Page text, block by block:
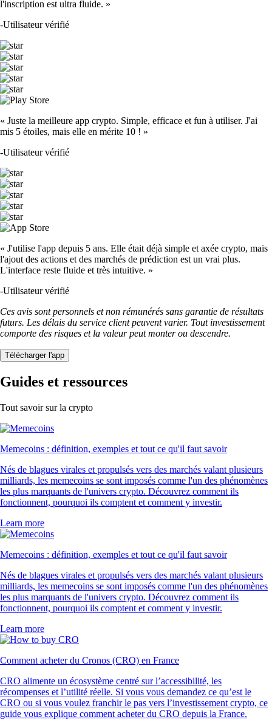
l'inscription est ultra fluide. »
-Utilisateur vérifié
« Juste la meilleure app crypto. Simple, efficace et fun à utiliser. J'ai
mis 5 étoiles, mais elle en mérite 10 ! »
-Utilisateur vérifié
« J'utilise l'app depuis 5 ans. Elle était déjà simple et axée crypto, mais
l'ajout des actions et des marchés de prédiction est un vrai plus.
L'interface reste fluide et très intuitive. »
-Utilisateur vérifié
Ces avis sont personnels et non rémunérés sans garantie de résultats
futurs. Les délais du service client peuvent varier. Tout investissement
comporte des risques et la valeur peut monter ou descendre.
Télécharger l'app
Guides et ressources
Tout savoir sur la crypto
Memecoins : définition, exemples et tout ce qu'il faut savoir
Nés de blagues virales et propulsés vers des marchés valant plusieurs
milliards, les memecoins se sont imposés comme l'un des phénomènes
les plus marquants de l'univers crypto. Découvrez comment ils
fonctionnent, pourquoi ils comptent et comment y investir.
Learn more
Memecoins : définition, exemples et tout ce qu'il faut savoir
Nés de blagues virales et propulsés vers des marchés valant plusieurs
milliards, les memecoins se sont imposés comme l'un des phénomènes
les plus marquants de l'univers crypto. Découvrez comment ils
fonctionnent, pourquoi ils comptent et comment y investir.
Learn more
Comment acheter du Cronos (CRO) en France
CRO alimente un écosystème centré sur l’accessibilité, les
récompenses et l’utilité réelle. Si vous vous demandez ce qu’est le
CRO ou si vous voulez franchir le pas vers l’investissement crypto, ce
guide vous explique comment acheter du CRO depuis la France.